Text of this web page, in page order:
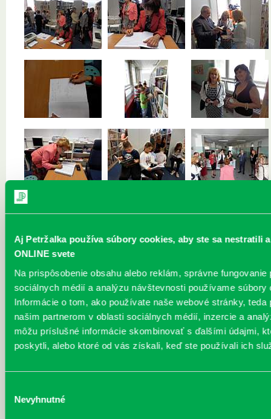
Aj Petržalka používa súbory cookies, aby ste sa nestratili
ONLINE svete
Na prispôsobenie obsahu alebo reklám, správne fungovanie
sociálnych médií a analýzu návštevnosti používame súbory
Informácie o tom, ako používate naše webové stránky, teda
našim partnerom v oblasti sociálnych médií, inzercie a
môžu príslušné informácie skombinovať s ďalšími údajmi,
poskytli, alebo ktoré od vás získali, keď ste používali ich
súhlasu
Nevyhnutné